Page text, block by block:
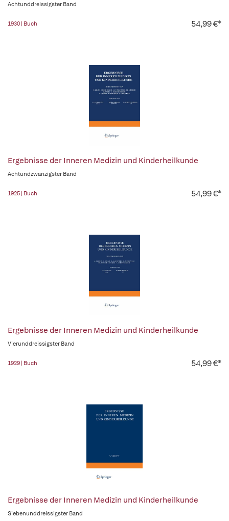
Achtunddreissigster Band
1930 | Buch 54,99 €*
Ergebnisse der Inneren Medizin und Kinderheilkunde
Achtundzwanzigster Band
1925 | Buch 54,99 €*
Ergebnisse der Inneren Medizin und Kinderheilkunde
Vierunddreissigster Band
1929 | Buch 54,99 €*
Ergebnisse der Inneren Medizin und Kinderheilkunde
Siebenunddreissigster Band